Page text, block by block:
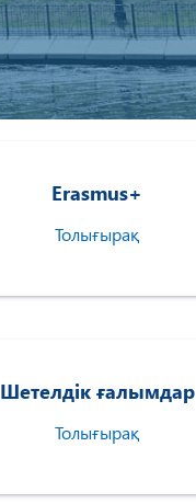
Erasmus+
Толығырақ
Шетелдік ғалымдар
Толығырақ